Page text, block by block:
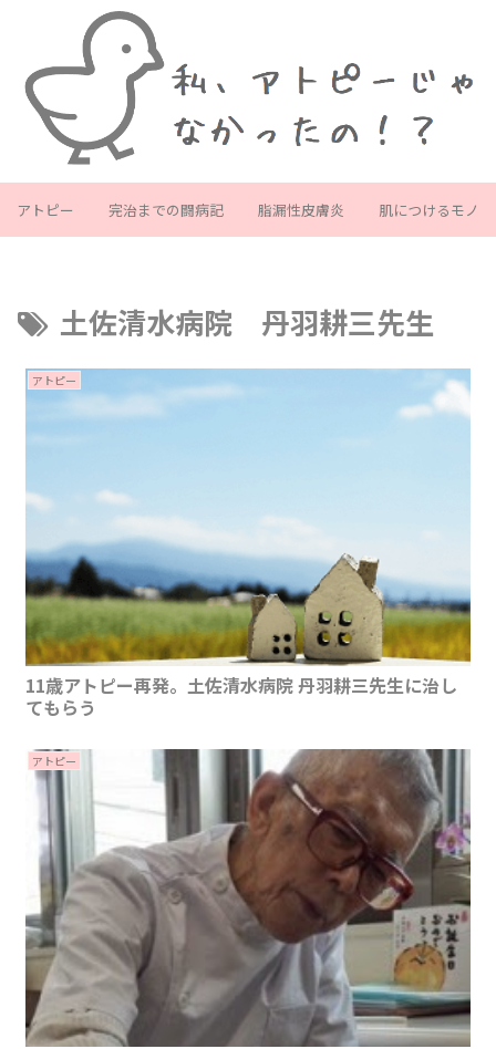
アトピー 完治までの闘病記 脂漏性皮膚炎 肌につけるモノ
土佐清水病院 丹羽耕三先生
アトピー
11歳アトピー再発。土佐清水病院 丹羽耕三先生に治し
てもらう
アトピー